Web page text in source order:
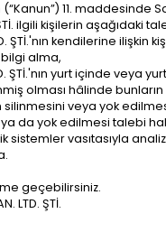
11. maddesinde
ŞTİ. ilgili kişilerin aşağıdaki
LTD. ŞTİ.'nın kendilerine
alma,
ŞTİ.'nın yurt içinde
olması hâlinde
veya yok
da yok edilmesi talebi
sistemler vasıtasıyla
geçebilirsiniz.
LTD. ŞTİ.